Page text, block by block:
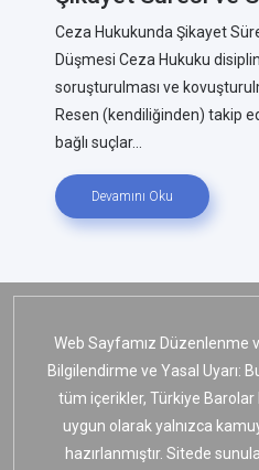
Ceza Hukukunda Şikayet
Düşmesi Ceza Hukuku
soruşturulması ve
Resen (kendiliğinden) takip
bağlı suçlar...
Devamını Oku
Web Sayfamız Düzenlenme
Bilgilendirme ve Yasal Uyarı:
tüm içerikler, Türkiye Barolar
uygun olarak yalnızca
hazırlanmıştır. Sitede